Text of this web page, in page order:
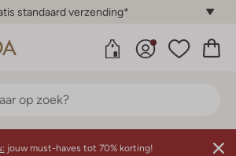
standaard verzending*
jouw must-haves tot 70% korting!